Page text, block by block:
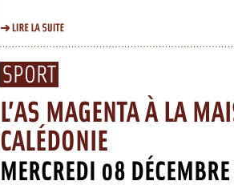
SPORT
L’AS MAGENTA À LA
CALÉDONIE
MERCREDI 08